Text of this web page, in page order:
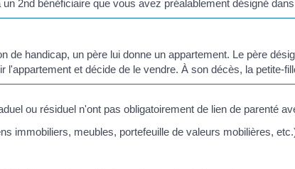
un 2nd bénéficiaire que vous avez préalablement désigné
de handicap, un père lui donne un appartement. Le père
l'appartement et décide de le vendre. À son décès, la petite-
ou résiduel n'ont pas obligatoirement de lien de parenté
immobiliers, meubles, portefeuille de valeurs mobilières,